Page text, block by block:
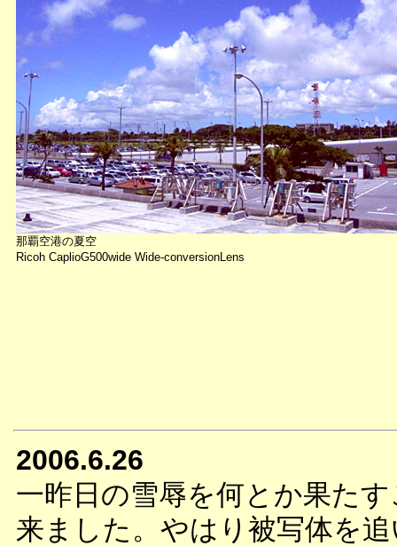
那覇空港の夏空
Ricoh CaplioG500wide Wide-conversionLens
2006.6.26
一昨日の雪辱を何とか果た
来ました。やはり被写体を